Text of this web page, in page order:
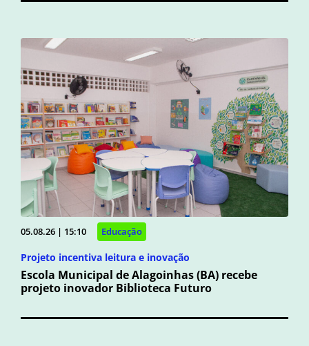
05.08.26 | 15:10 Educação
Projeto incentiva leitura e inovação
Escola Municipal de Alagoinhas (BA) recebe
projeto inovador Biblioteca Futuro